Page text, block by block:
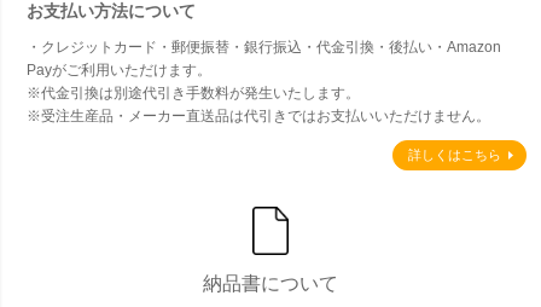
お支払い方法について
・クレジットカード・郵便振替・銀行振込・代金引換・後払い・Amazon
Payがご利用いただけます。
※代金引換は別途代引き手数料が発生いたします。
※受注生産品・メーカー直送品は代引きではお支払いいただけません。
詳しくはこちら
納品書について